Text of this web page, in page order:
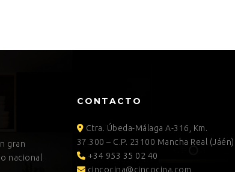
gran
nacional
CONTACTO
Ctra. Úbeda-Málaga A-316, Km.
37.300 – C.P. 23100 Mancha Real (Jáén)
+34 953 35 02 40
cincocina@cincocina.com